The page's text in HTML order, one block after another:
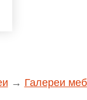
→ Галереи